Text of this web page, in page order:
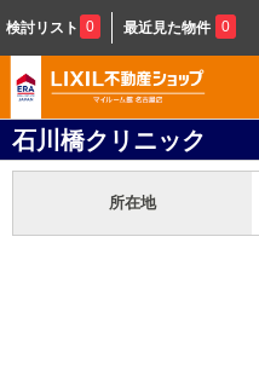
検討リスト 0 最近見た物件 0
石川橋クリニック
所在地